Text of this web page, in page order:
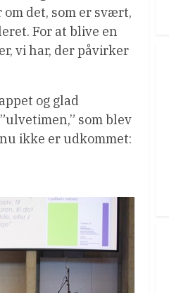
det, som er svært,
For at blive en
vi har, der påvirker
og glad
som blev
ikke er udkommet: